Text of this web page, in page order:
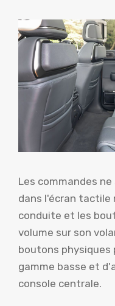
Les commandes
dans l'écran tactile
conduite et les
volume sur son
boutons physiques
gamme basse et
console centrale.